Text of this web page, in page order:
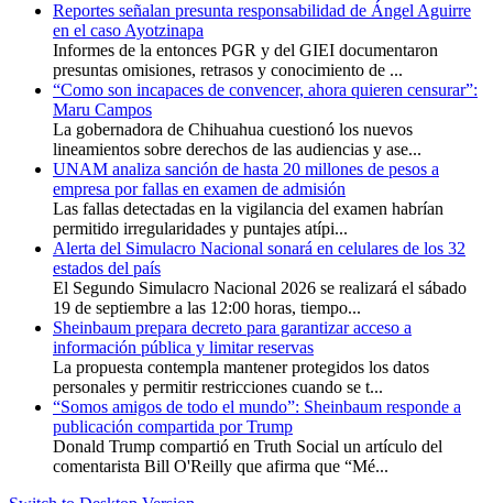
Reportes señalan presunta responsabilidad de Ángel Aguirre
en el caso Ayotzinapa
Informes de la entonces PGR y del GIEI documentaron
presuntas omisiones, retrasos y conocimiento de ...
“Como son incapaces de convencer, ahora quieren censurar”:
Maru Campos
La gobernadora de Chihuahua cuestionó los nuevos
lineamientos sobre derechos de las audiencias y ase...
UNAM analiza sanción de hasta 20 millones de pesos a
empresa por fallas en examen de admisión
Las fallas detectadas en la vigilancia del examen habrían
permitido irregularidades y puntajes atípi...
Alerta del Simulacro Nacional sonará en celulares de los 32
estados del país
El Segundo Simulacro Nacional 2026 se realizará el sábado
19 de septiembre a las 12:00 horas, tiempo...
Sheinbaum prepara decreto para garantizar acceso a
información pública y limitar reservas
La propuesta contempla mantener protegidos los datos
personales y permitir restricciones cuando se t...
“Somos amigos de todo el mundo”: Sheinbaum responde a
publicación compartida por Trump
Donald Trump compartió en Truth Social un artículo del
comentarista Bill O'Reilly que afirma que “Mé...